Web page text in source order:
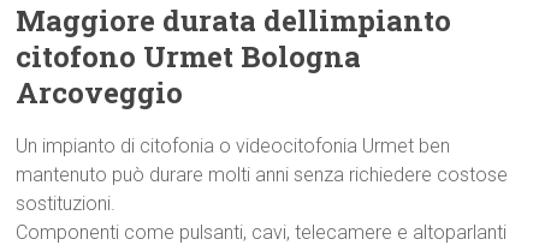
Maggiore durata dellimpianto
citofono Urmet Bologna
Arcoveggio
Un impianto di citofonia o videocitofonia Urmet ben
mantenuto può durare molti anni senza richiedere costose
sostituzioni.
Componenti come pulsanti, cavi, telecamere e altoparlanti